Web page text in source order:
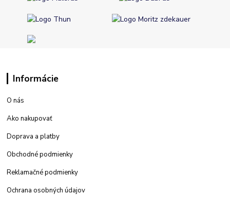
Informácie
O nás
Ako nakupovať
Doprava a platby
Obchodné podmienky
Reklamačné podmienky
Ochrana osobných údajov